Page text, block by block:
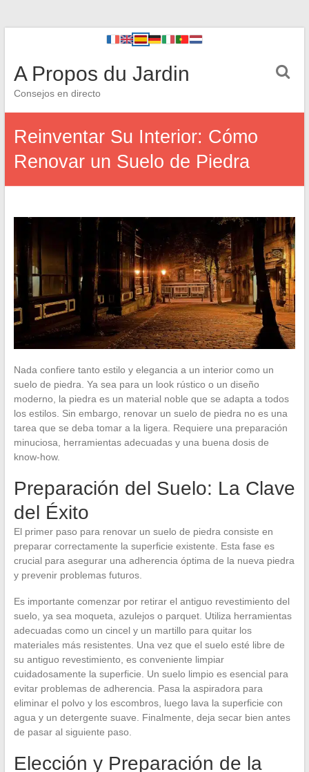
A Propos du Jardin
Consejos en directo
Reinventar Su Interior: Cómo
Renovar un Suelo de Piedra
Nada confiere tanto estilo y elegancia a un interior como un
suelo de piedra. Ya sea para un look rústico o un diseño
moderno, la piedra es un material noble que se adapta a todos
los estilos. Sin embargo, renovar un suelo de piedra no es una
tarea que se deba tomar a la ligera. Requiere una preparación
minuciosa, herramientas adecuadas y una buena dosis de
know-how.
Preparación del Suelo: La Clave
del Éxito
El primer paso para renovar un suelo de piedra consiste en
preparar correctamente la superficie existente. Esta fase es
crucial para asegurar una adherencia óptima de la nueva piedra
y prevenir problemas futuros.
Es importante comenzar por retirar el antiguo revestimiento del
suelo, ya sea moqueta, azulejos o parquet. Utiliza herramientas
adecuadas como un cincel y un martillo para quitar los
materiales más resistentes. Una vez que el suelo esté libre de
su antiguo revestimiento, es conveniente limpiar
cuidadosamente la superficie. Un suelo limpio es esencial para
evitar problemas de adherencia. Pasa la aspiradora para
eliminar el polvo y los escombros, luego lava la superficie con
agua y un detergente suave. Finalmente, deja secar bien antes
de pasar al siguiente paso.
Elección y Preparación de la